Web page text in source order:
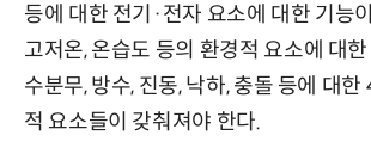
등에 대한 전기·전자 요소에 대한 기능
고저온, 온습도 등의 환경적 요소에 대
수분무, 방수, 진동, 낙하, 충돌 등에 대
적 요소들이 갖춰져야 한다.